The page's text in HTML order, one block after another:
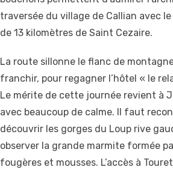
traversée du village de Callian avec
de 13 kilomètres de Saint Cezaire.
La route sillonne le flanc de
franchir, pour regagner l’hôtel « le
Le mérite de cette journée revient à
avec beaucoup de calme. Il faut
découvrir les gorges du Loup rive
observer la grande marmite formée
fougères et mousses. L’accès à